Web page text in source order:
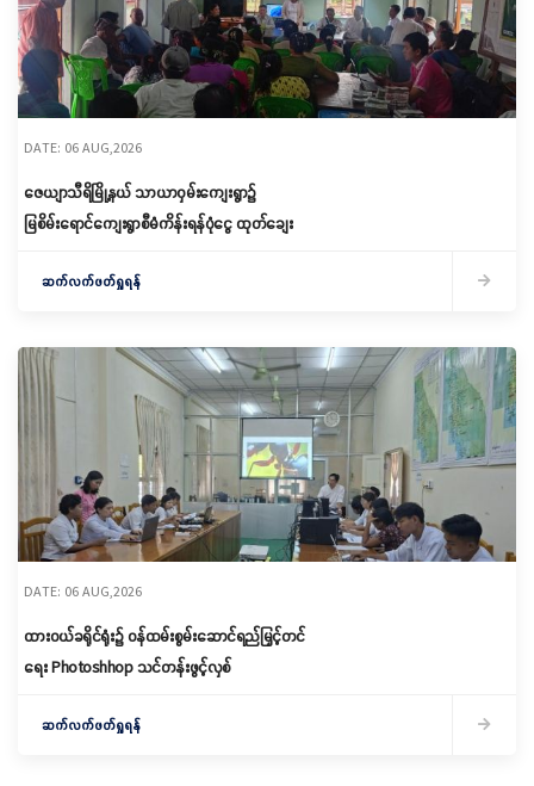
DATE: 06 AUG,2026
ဇေယျာသီရိမြို့နယ် သာယာဝှမ်းကျေးရွာ၌
မြစိမ်းရောင်ကျေးရွာစီမံကိန်းရန်ပုံငွေ ထုတ်ချေး
ဆက်လက်ဖတ်ရှုရန်
DATE: 06 AUG,2026
ထားဝယ်ခရိုင်ရုံး၌ ဝန်ထမ်းစွမ်းဆောင်ရည်မြှင့်တင်
ရေး Photoshhop သင်တန်းဖွင့်လှစ်
ဆက်လက်ဖတ်ရှုရန်